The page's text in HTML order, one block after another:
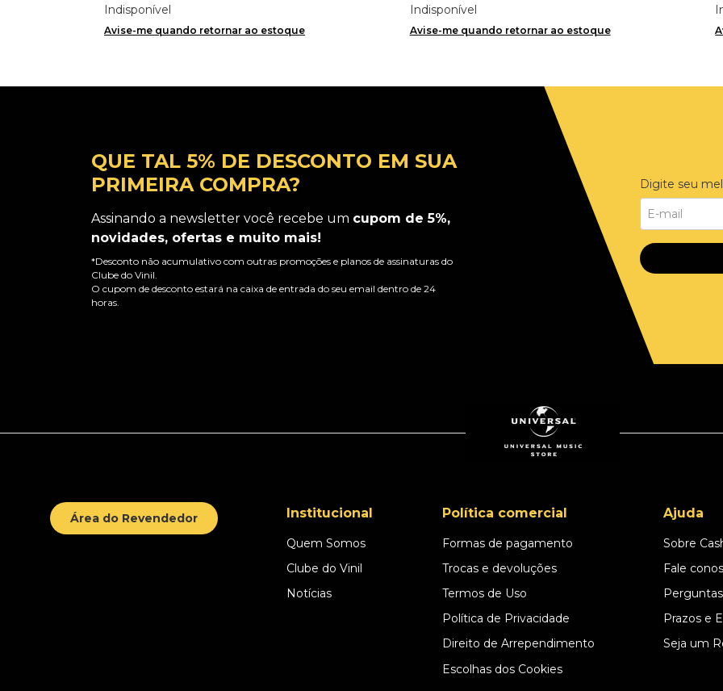
Indisponível
Avise-me quando retornar ao estoque
Indisponível
Avise-me quando retornar ao estoque
QUE TAL 5% DE DESCONTO EM SUA
PRIMEIRA COMPRA?
Assinando a newsletter você recebe um cupom de 5%,
novidades, ofertas e muito mais!
*Desconto não acumulativo com outras promoções e planos de assinaturas do
Clube do Vinil.
O cupom de desconto estará na caixa de entrada do seu email dentro de 24
horas.
Digite seu
Área do Revendedor Institucional
Quem Somos
Clube do Vinil
Notícias
Política comercial
Formas de pagamento
Trocas e devoluções
Termos de Uso
Política de Privacidade
Direito de Arrependimento
Escolhas dos Cookies
Ajuda
Sobre
Fale
Prazos e
Seja um